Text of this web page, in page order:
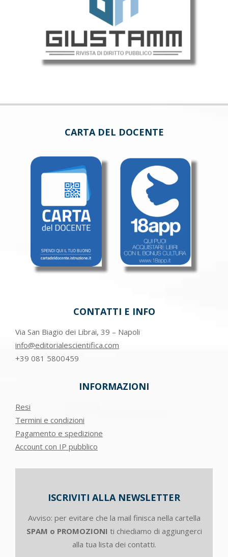
CARTA DEL DOCENTE
CONTATTI E INFO
Via San Biagio dei Librai, 39 – Napoli
info@editorialescientifica.com
+39 081 5800459
INFORMAZIONI
Resi
Termini e condizioni
Pagamento e spedizione
Account con IP pubblico
ISCRIVITI ALLA NEWSLETTER
Avviso: per evitare che la mail finisca nella cartella
SPAM o PROMOZIONI ti chiediamo di aggiungerci
alla tua lista dei contatti.